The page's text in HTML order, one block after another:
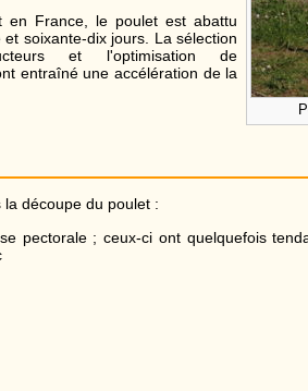
en France, le poulet est abattu
soixante-dix jours. La sélection
et l'optimisation de
entraîné une accélération de la
découpe du poulet :
pectorale ; ceux-ci ont quelquefois